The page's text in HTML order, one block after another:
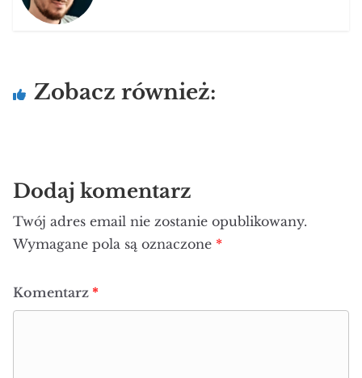
Zobacz również:
Dodaj komentarz
Twój adres email nie zostanie opublikowany.
Wymagane pola są oznaczone *
Komentarz *